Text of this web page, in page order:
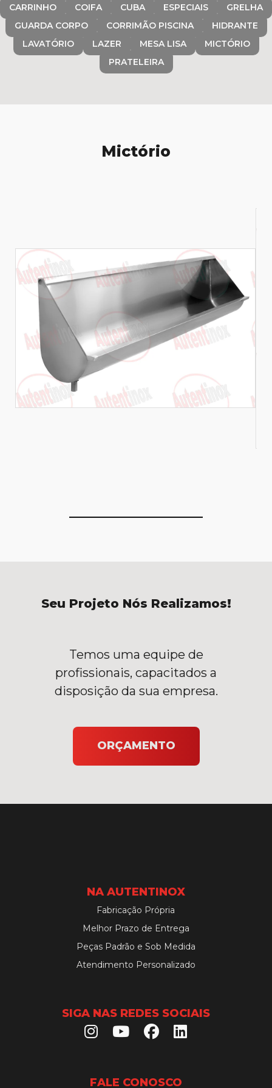
CARRINHO
COIFA CUBA ESPECIAIS
GRELHA
GUARDA CORPO
CORRIMÃO PISCINA
HIDRANTE
LAVATÓRIO
LAZER MESA LISA
MICTÓRIO
PRATELEIRA
Mictório
____________________
Seu Projeto Nós Realizamos!
Temos uma equipe de
profissionais, capacitados a
disposição da sua empresa.
ORÇAMENTO
NA AUTENTINOX
Fabricação Própria
Melhor Prazo de Entrega
Peças Padrão e Sob Medida
Atendimento Personalizado
SIGA NAS REDES SOCIAIS
FALE CONOSCO